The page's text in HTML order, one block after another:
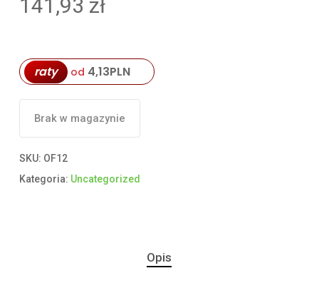
141,93 zł
raty od 4,13PLN
Brak w magazynie
SKU: OF12
Kategoria: Uncategorized
Opis